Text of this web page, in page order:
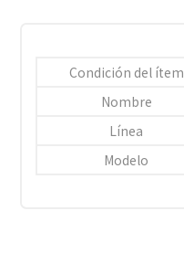
Condición del ítem
Nombre
Línea
Modelo